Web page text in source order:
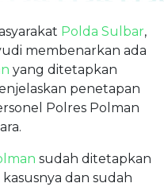
Polda Sulbar,
membenarkan ada
yang ditetapkan
penetapan
Polres Polman
sudah ditetapkan
dan sudah